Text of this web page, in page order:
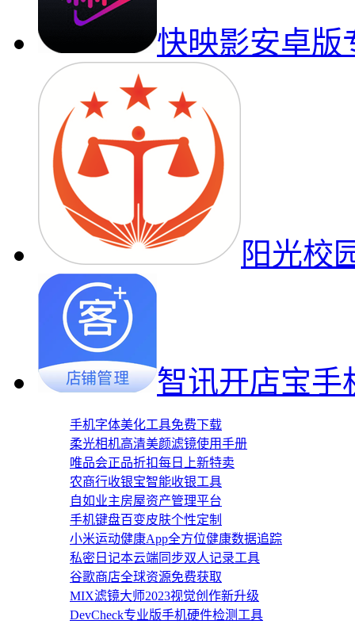
快映影安卓版
阳光校
智讯开店宝手
手机字体美化工具免费下载
柔光相机高清美颜滤镜使用手册
唯品会正品折扣每日上新特卖
农商行收银宝智能收银工具
自如业主房屋资产管理平台
手机键盘百变皮肤个性定制
小米运动健康App全方位健康数据追踪
私密日记本云端同步双人记录工具
谷歌商店全球资源免费获取
MIX滤镜大师2023视觉创作新升级
DevCheck专业版手机硬件检测工具